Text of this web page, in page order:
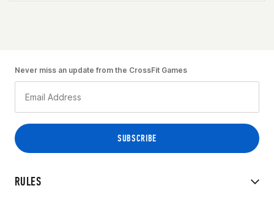
RULES
Never miss an update from the CrossFit Games